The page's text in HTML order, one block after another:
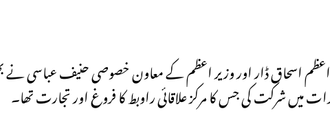
اسحاق ڈار اور وزیر اعظم کے معاون خصوصی حنیف عباسی نے
میں شرکت کی جس کا مرکز علاقائی راوبط کا فروغ اور تجارت تھا۔